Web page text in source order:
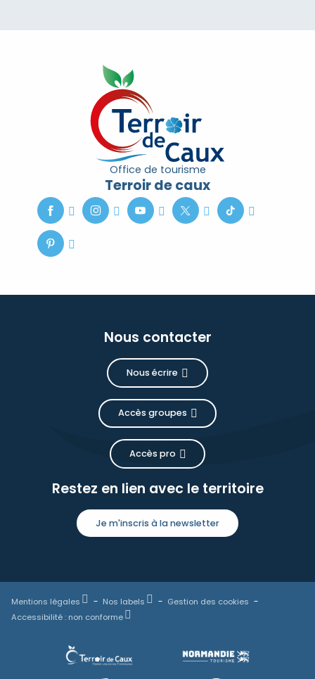
Office de tourisme
Terroir de caux
Nous contacter
Nous écrire
Accès groupes
Accès pro
Restez en lien avec le territoire
Je m'inscris à la newsletter
Mentions légales Nos labels
Gestion des cookies
Accessibilité : non conforme